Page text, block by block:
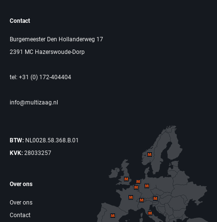
Contact
Burgemeester Den Hollanderweg 17
2391 MC Hazerswoude-Dorp
tel: +31 (0) 172-404404
info@multizaag.nl
BTW: NL0028.58.368.B.01
KVK: 28033257
Over ons
Over ons
Contact